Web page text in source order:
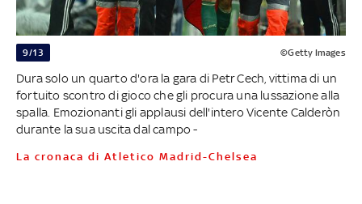
9/13 ©Getty Images
Dura solo un quarto d'ora la gara di Petr Cech, vittima di un
fortuito scontro di gioco che gli procura una lussazione alla
spalla. Emozionanti gli applausi dell'intero Vicente Calderòn
durante la sua uscita dal campo -
La cronaca di Atletico Madrid-Chelsea